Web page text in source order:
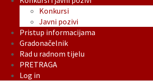
Konkursi
Javni pozivi
Pristup informacijama
Gradonačelnik
Rad u radnom tijelu
PRETRAGA
Log in